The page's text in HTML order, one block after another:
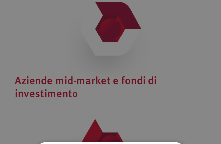
Aziende mid-market e fondi di
investimento